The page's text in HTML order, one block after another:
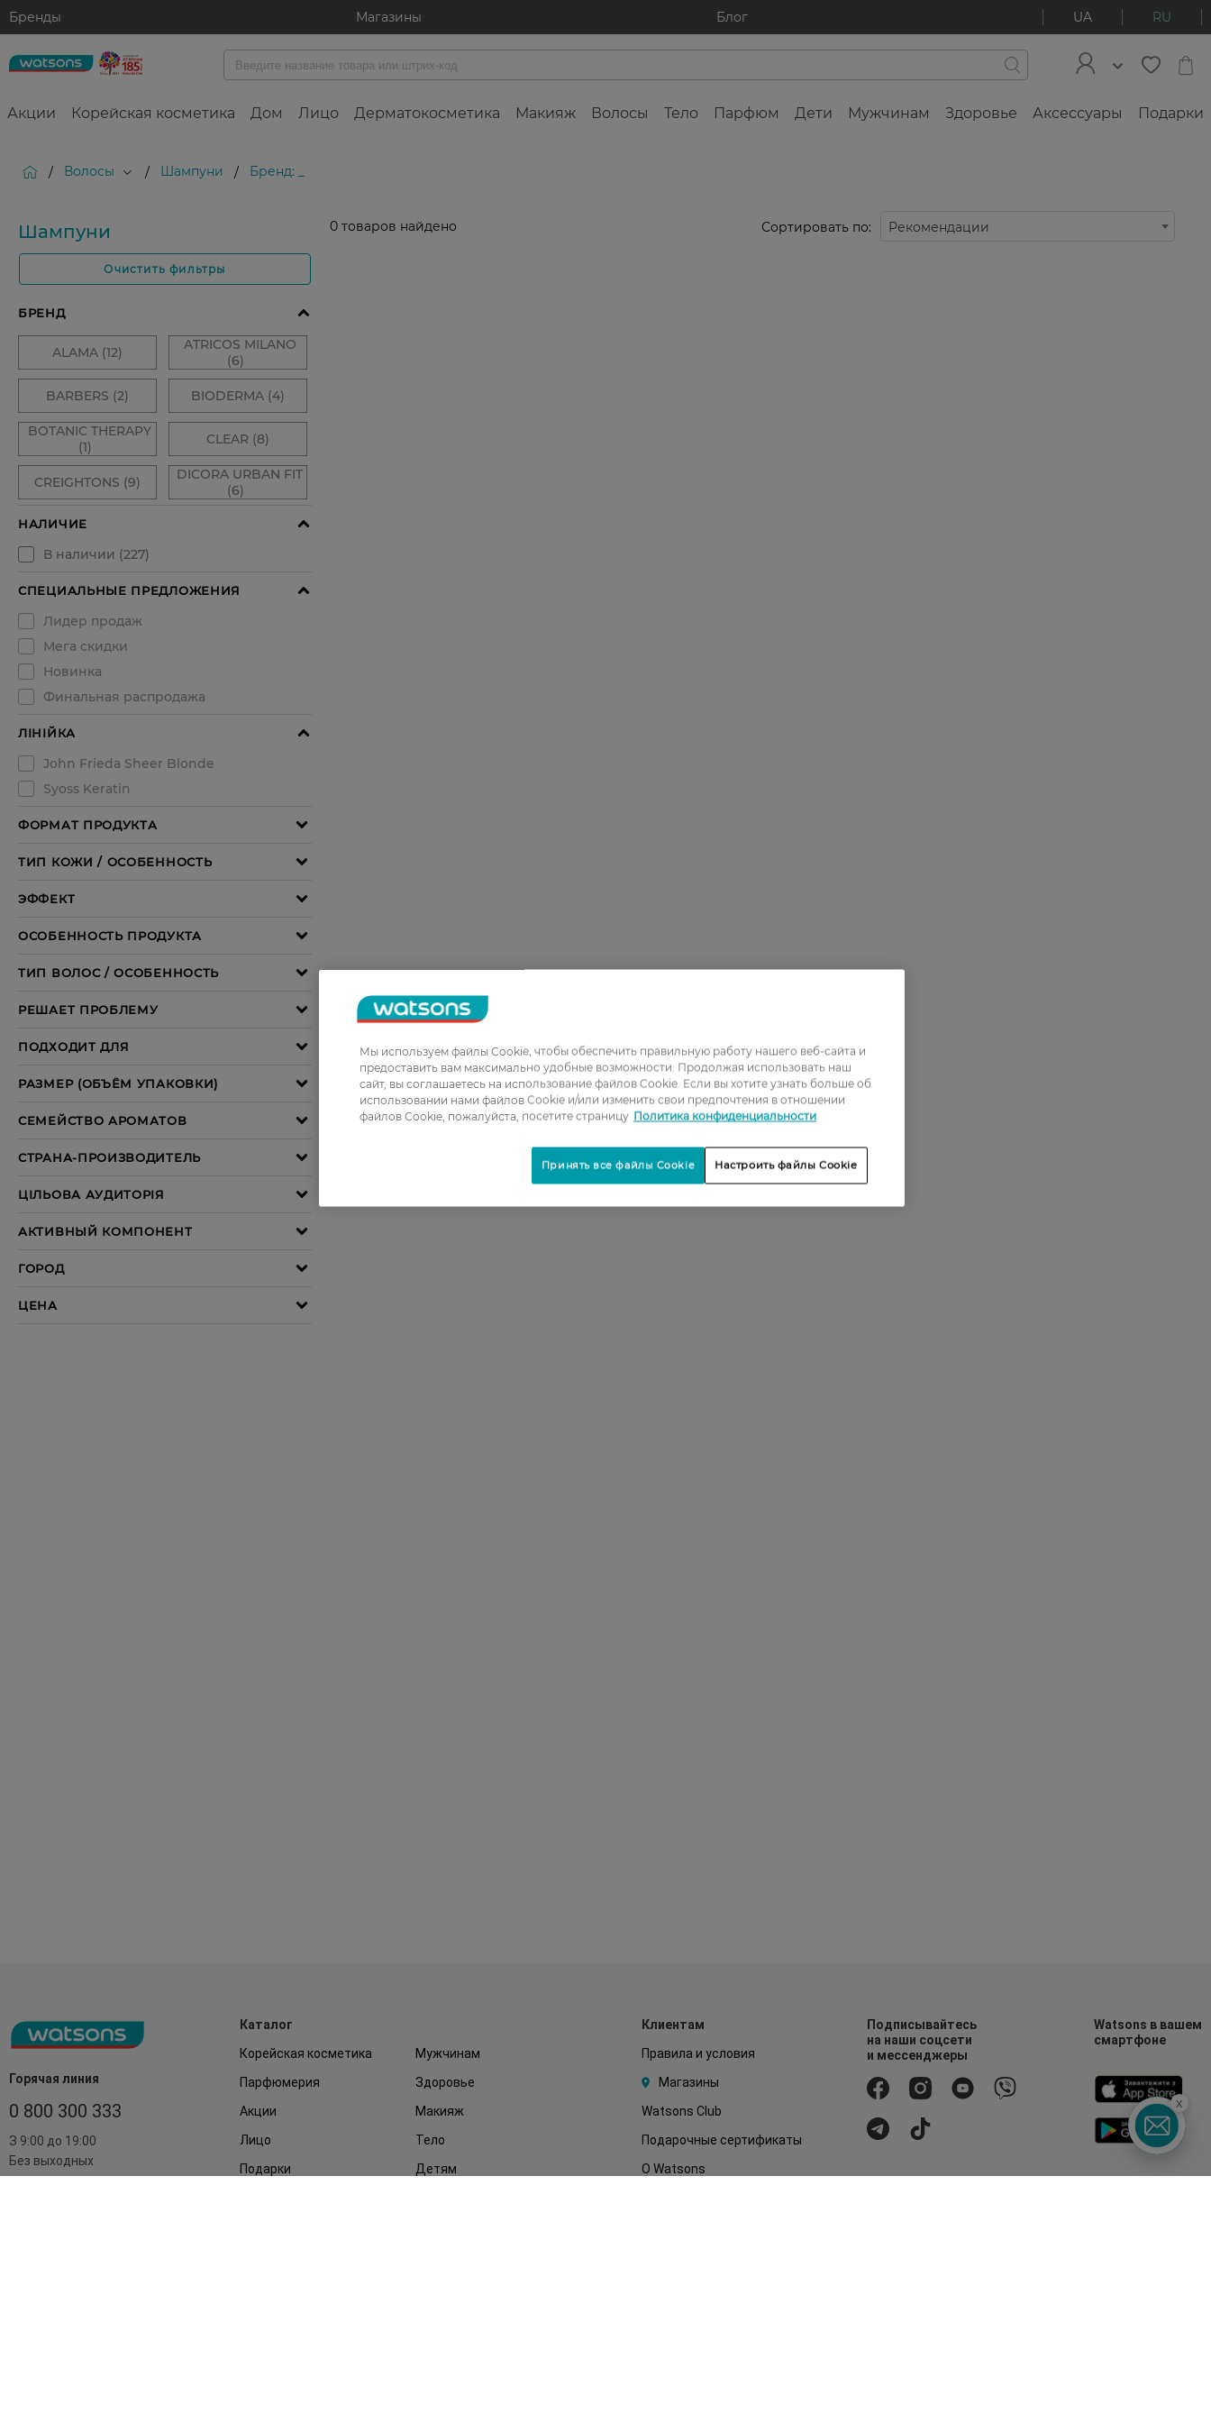
Бренды Магазины Блог UA RU
Акции Корейская косметика Дом Лицо Дерматокосметика Макияж Волосы Тело Парфюм Дети Мужчинам Здоровье Аксессуары Подарки
/ Волосы / Шампуни / Бренд: _
Шампуни
Очистить фильтры
0 товаров найдено Сортировать по: Рекомендации
Горячая линия
0 800 300 333
З 9:00 до 19:00
Без выходных
Каталог
Корейская косметика
Мужчинам
Парфюмерия
Здоровье
Акции
Макияж
Лицо
Тело
Подарки
Детям
Клиентам
Правила и условия
Магазины
Watsons Club
Подарочные сертификаты
О Watsons
Подписывайтесь
на наши соцсети
и мессенджеры
Watsons в вашем
смартфоне
x
Мы используем файлы Cookie, чтобы обеспечить правильную работу нашего веб-сайта и
предоставить вам максимально удобные возможности. Продолжая использовать наш
сайт, вы соглашаетесь на использование файлов Cookie. Если вы хотите узнать больше об
использовании нами файлов Cookie и/или изменить свои предпочтения в отношении
файлов Cookie, пожалуйста, посетите страницу Политика конфиденциальности
Настроить файлы Cookie
Принять все файлы Cookie